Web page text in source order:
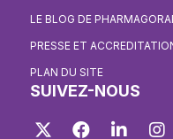
LE BLOG DE
PRESSE ET
PLAN DU SITE
SUIVEZ-NOUS
Twitter Facebook